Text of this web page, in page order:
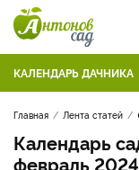
КАЛЕНДАРЬ ДАЧНИКА
Главная Лента статей
Календарь
февраль 2024